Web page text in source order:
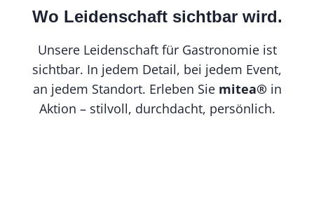
Wo Leidenschaft sichtbar wird.
Unsere Leidenschaft für Gastronomie ist
sichtbar. In jedem Detail, bei jedem Event,
an jedem Standort. Erleben Sie mitea® in
Aktion – stilvoll, durchdacht, persönlich.